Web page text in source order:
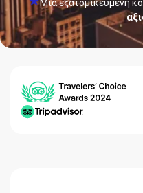
Μια εξατομικευμένη